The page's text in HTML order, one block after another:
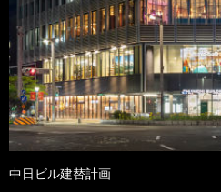
中日ビル建替計画